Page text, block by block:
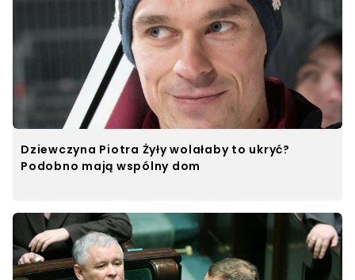
Dziewczyna Piotra Żyły wolałaby to ukryć?
Podobno mają wspólny dom